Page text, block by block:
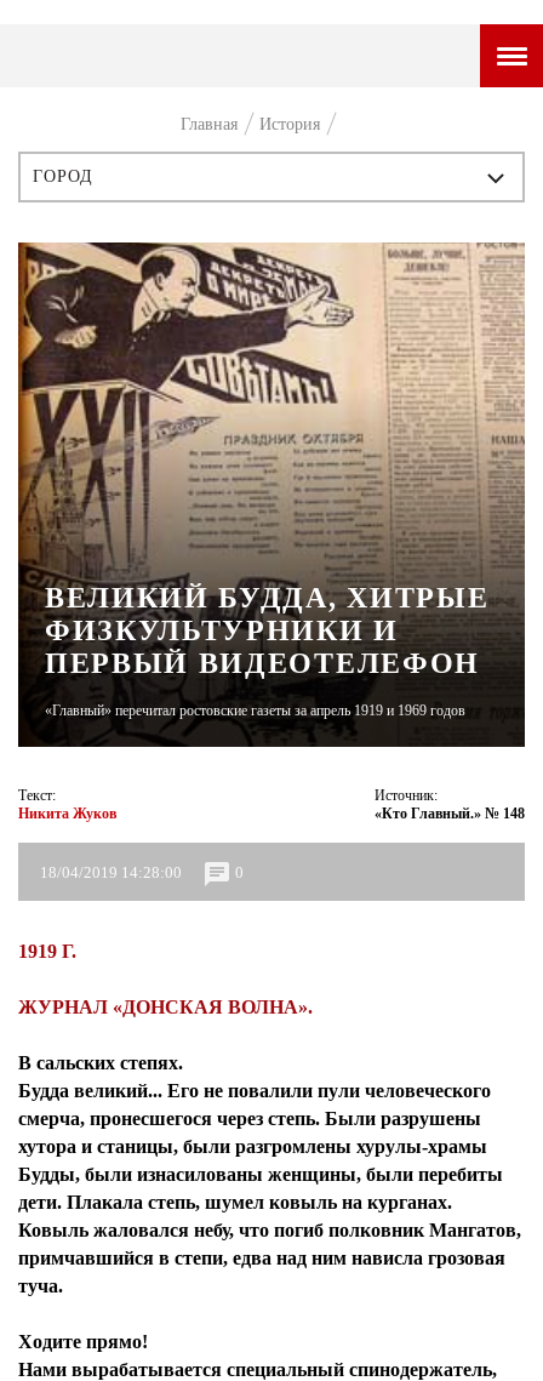
ГОРОДСКОЙ ПОРТАЛ
ПРЕМЬЕРА
ТАМ И ТУТ
СТИЛЬ ЖИЗНИ
ХАЙП
ЧЕЛОВЕК ОСОБЕННЫЙ
КУЛЬТ ЕДЫ
АФИША
ЖУРНАЛ
Главная История
ИСТОРИЯ
ПЕРСОНЫ
СТИЛЬ
ГОРОД
ЧТИВО
ВЕЛИКИЙ БУДДА, ХИТРЫЕ
ФИЗКУЛЬТУРНИКИ И
ПЕРВЫЙ ВИДЕОТЕЛЕФОН
«Главный» перечитал ростовские газеты за апрель 1919 и 1969 годов
Текст:
Никита Жуков
Источник:
«Кто Главный.» № 148
18/04/2019 14:28:00 0
1919 Г.
ЖУРНАЛ «ДОНСКАЯ ВОЛНА».
В сальских степях.
Будда великий... Его не повалили пули человеческого
смерча, пронесшегося через степь. Были разрушены
хутора и станицы, были разгромлены хурулы-храмы
Будды, были изнасилованы женщины, были перебиты
дети. Плакала степь, шумел ковыль на курганах.
Ковыль жаловался небу, что погиб полковник Мангатов,
примчавшийся в степи, едва над ним нависла грозовая
туча.
Ходите прямо!
Нами вырабатывается специальный спинодержатель,